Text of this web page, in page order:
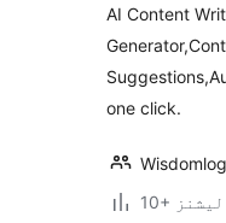
AI Content
one click.